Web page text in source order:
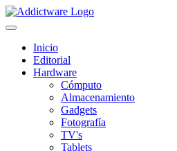
Inicio
Editorial
Hardware
Cómputo
Almacenamiento
Gadgets
Fotografía
TV's
Tablets